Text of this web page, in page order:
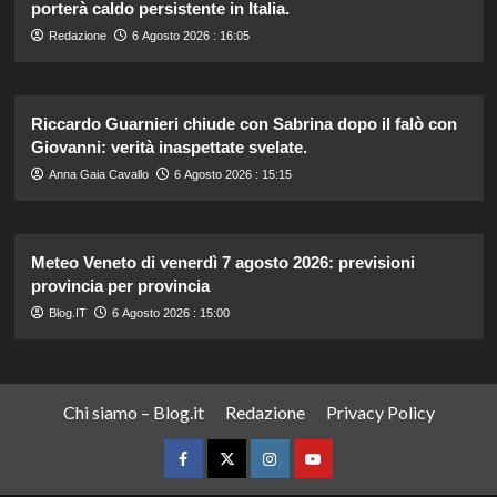
porterà caldo persistente in Italia.
Redazione 6 Agosto 2026 : 16:05
Riccardo Guarnieri chiude con Sabrina dopo il falò con
Giovanni: verità inaspettate svelate.
Anna Gaia Cavallo 6 Agosto 2026 : 15:15
Meteo Veneto di venerdì 7 agosto 2026: previsioni
provincia per provincia
Blog.IT 6 Agosto 2026 : 15:00
Chi siamo – Blog.it Redazione Privacy Policy
FacebookTwitterInstagramYouTube